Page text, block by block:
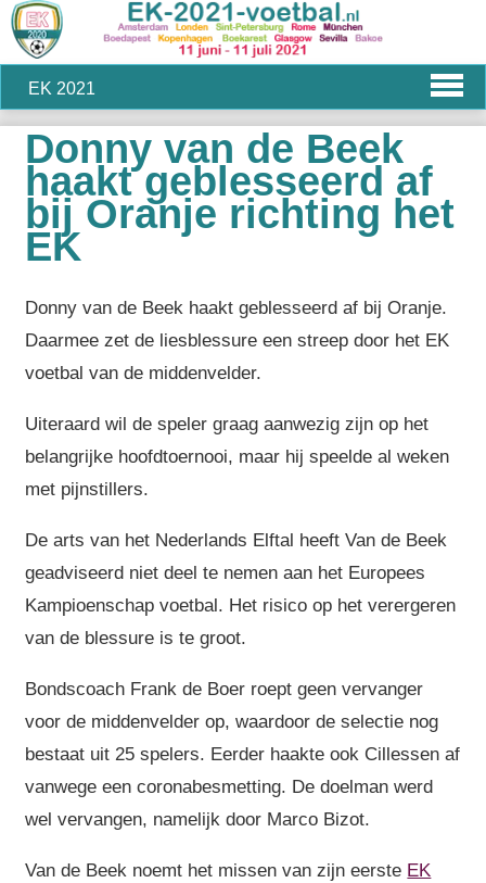
EK 2021
Donny van de Beek
haakt geblesseerd af
bij Oranje richting het
EK
Donny van de Beek haakt geblesseerd af bij Oranje.
Daarmee zet de liesblessure een streep door het EK
voetbal van de middenvelder.
Uiteraard wil de speler graag aanwezig zijn op het
belangrijke hoofdtoernooi, maar hij speelde al weken
met pijnstillers.
De arts van het Nederlands Elftal heeft Van de Beek
geadviseerd niet deel te nemen aan het Europees
Kampioenschap voetbal. Het risico op het verergeren
van de blessure is te groot.
Bondscoach Frank de Boer roept geen vervanger
voor de middenvelder op, waardoor de selectie nog
bestaat uit 25 spelers. Eerder haakte ook Cillessen af
vanwege een coronabesmetting. De doelman werd
wel vervangen, namelijk door Marco Bizot.
Van de Beek noemt het missen van zijn eerste EK